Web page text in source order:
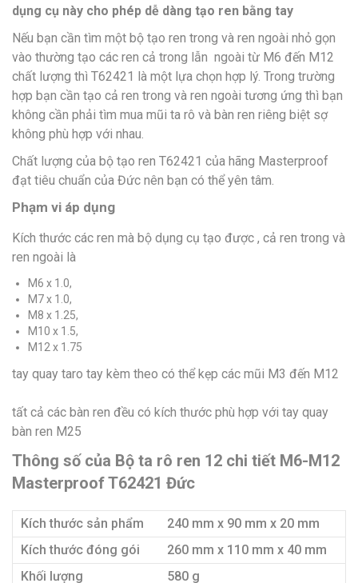
dụng cụ này cho phép dễ dàng tạo ren bằng tay
Nếu bạn cần tìm một bộ tạo ren trong và ren ngoài nhỏ gọn
vào thường tạo các ren cả trong lẫn ngoài từ M6 đến M12
chất lượng thì T62421 là một lựa chọn hợp lý. Trong trường
hợp bạn cần tạo cả ren trong và ren ngoài tương ứng thì bạn
không cần phải tìm mua mũi ta rô và bàn ren riêng biệt sợ
không phù hợp với nhau.
Chất lượng của bộ tạo ren T62421 của hãng Masterproof
đạt tiêu chuẩn của Đức nên bạn có thể yên tâm.
Phạm vi áp dụng
Kích thước các ren mà bộ dụng cụ tạo được , cả ren trong và
ren ngoài là
M6 x 1.0,
M7 x 1.0,
M8 x 1.25,
M10 x 1.5,
M12 x 1.75
tay quay taro tay kèm theo có thể kẹp các mũi M3 đến M12
tất cả các bàn ren đều có kích thước phù hợp với tay quay
bàn ren M25
Thông số của Bộ ta rô ren 12 chi tiết M6-M12
Masterproof T62421 Đức
Kích thước sản phẩm
240 mm x 90 mm x 20 mm
Kích thước đóng gói
260 mm x 110 mm x 40 mm
Khối lượng
580 g